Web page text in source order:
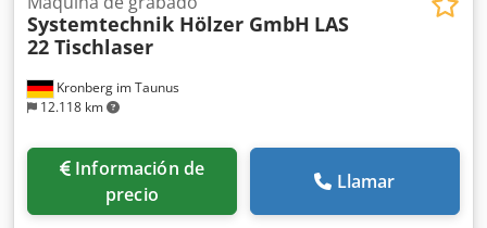
Kronberg im Taunus
12.118 km
Systemtechnik Hölzer GmbH LAS
22 Tischlaser
Información de
precio
Llamar